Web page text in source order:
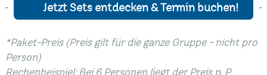
Jetzt Sets entdecken & Termin buchen!
*Paket-Preis (Preis gilt für die ganze Gruppe - nicht pro
Person)
Rechenbeispiel: Bei 6 Personen liegt der Preis p. P.